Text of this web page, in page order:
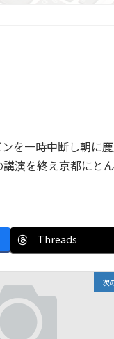
を一時中断し朝に
演を終え京都にと
Threads
次